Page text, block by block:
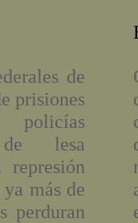
de
prisiones
lesa
más de
perduran